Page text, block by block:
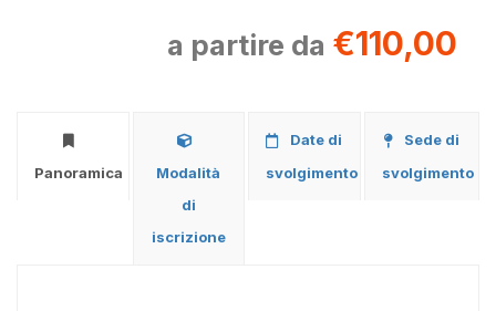
a partire da €110,00
Panoramica
Modalità
di
iscrizione
Date di
svolgimento
Sede di
svolgimento